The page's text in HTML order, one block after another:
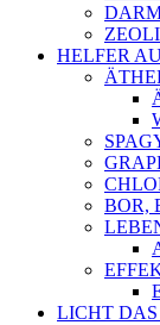
HELFER
BOR,
LICHT